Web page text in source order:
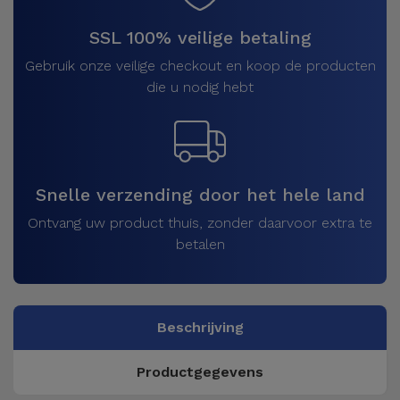
SSL 100% veilige betaling
Gebruik onze veilige checkout en koop de producten
die u nodig hebt
Snelle verzending door het hele land
Ontvang uw product thuis, zonder daarvoor extra te
betalen
Beschrijving
Productgegevens